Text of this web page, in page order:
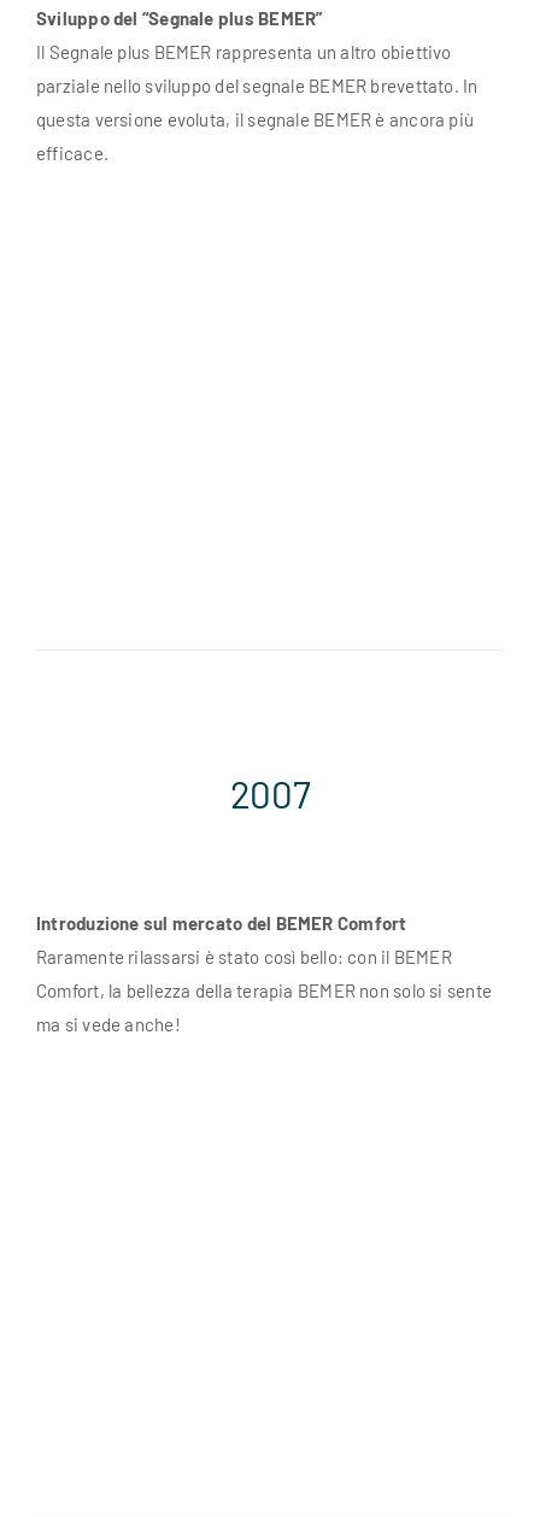
Sviluppo del “Segnale plus BEMER”
Il Segnale plus BEMER rappresenta un altro obiettivo
parziale nello sviluppo del segnale BEMER brevettato. In
questa versione evoluta, il segnale BEMER è ancora più
efficace.
2007
Introduzione sul mercato del BEMER Comfort
Raramente rilassarsi è stato così bello: con il BEMER
Comfort, la bellezza della terapia BEMER non solo si sente
ma si vede anche!